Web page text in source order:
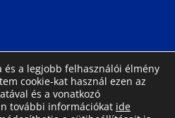
és a legjobb felhasználói élmény
cookie-kat használ ezen az
és a vonatkozó
további információkat ide